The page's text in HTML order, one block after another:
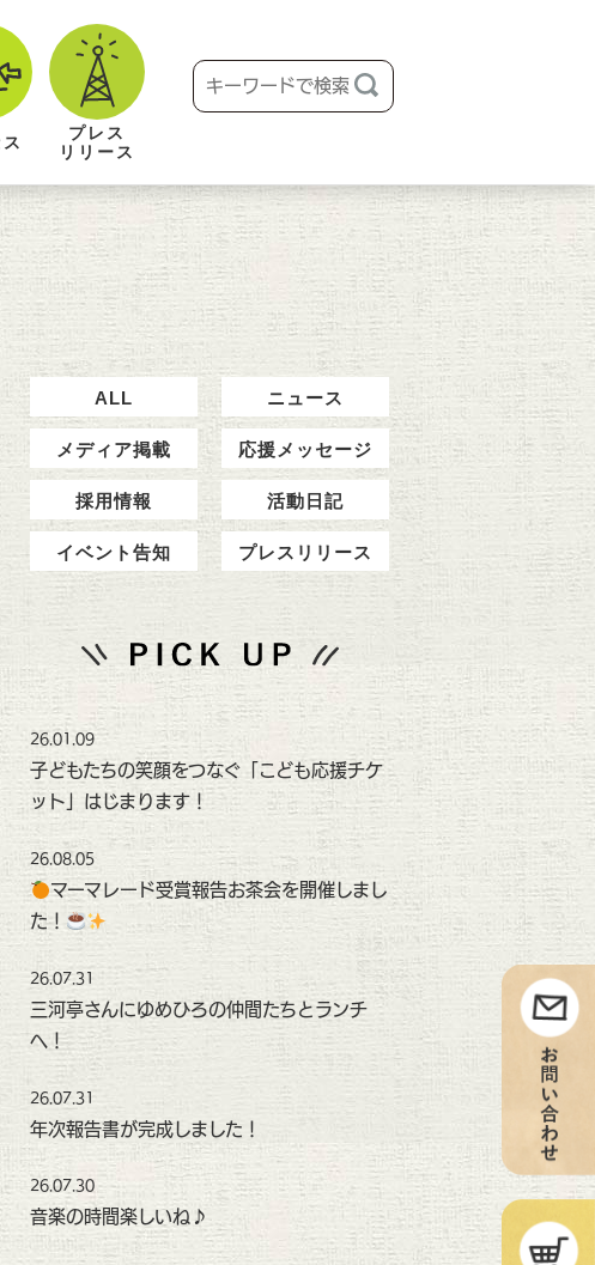
プレス
リリース
ALL ニュース
メディア掲載 応援メッセージ
採用情報 活動日記
イベント告知 プレスリリース
26.01.09
子どもたちの笑顔をつなぐ「こども応援チケ
ット」はじまります！
26.08.05
マーマレード受賞報告お茶会を開催しまし
た！
26.07.31
三河亭さんにゆめひろの仲間たちとランチ
へ！
26.07.31
年次報告書が完成しました！
26.07.30
音楽の時間楽しいね♪